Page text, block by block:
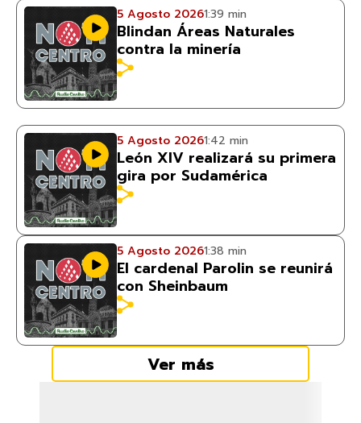
5 Agosto 20261:39 min
Blindan Áreas Naturales
contra la minería
5 Agosto 20261:42 min
León XIV realizará su primera
gira por Sudamérica
5 Agosto 20261:38 min
El cardenal Parolin se reunirá
con Sheinbaum
Ver más